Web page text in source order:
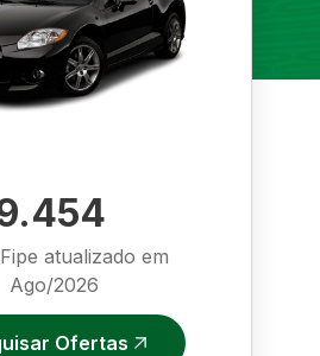
atualizado em
Ago/2026
Ofertas